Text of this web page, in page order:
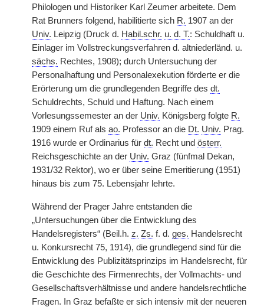
Philologen und Historiker Karl Zeumer arbeitete. Dem
Rat Brunners folgend, habilitierte sich R. 1907 an der
Univ. Leipzig (Druck d. Habil.schr. u. d. T.: Schuldhaft u.
Einlager im Vollstreckungsverfahren d. altniederländ. u.
sächs. Rechtes, 1908); durch Untersuchung der
Personalhaftung und Personalexekution förderte er die
Erörterung um die grundlegenden Begriffe des dt.
Schuldrechts, Schuld und Haftung. Nach einem
Vorlesungssemester an der Univ. Königsberg folgte R.
1909 einem Ruf als ao. Professor an die Dt. Univ. Prag.
1916 wurde er Ordinarius für dt. Recht und österr.
Reichsgeschichte an der Univ. Graz (fünfmal Dekan,
1931/32 Rektor), wo er über seine Emeritierung (1951)
hinaus bis zum 75. Lebensjahr lehrte.
Während der Prager Jahre entstanden die
„Untersuchungen über die Entwicklung des
Handelsregisters“ (Beil.h. z. Zs. f. d. ges. Handelsrecht
u. Konkursrecht 75, 1914), die grundlegend sind für die
Entwicklung des Publizitätsprinzips im Handelsrecht, für
die Geschichte des Firmenrechts, der Vollmachts- und
Gesellschaftsverhältnisse und andere handelsrechtliche
Fragen. In Graz befaßte er sich intensiv mit der neueren